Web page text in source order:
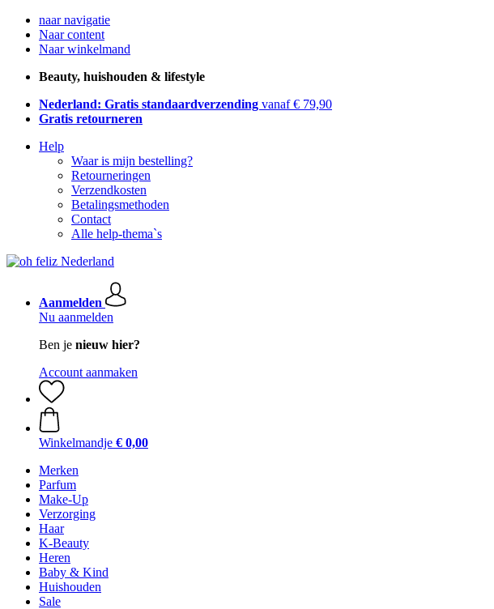
naar navigatie
Naar content
Naar winkelmand
Beauty, huishouden & lifestyle
Nederland: Gratis standaardverzending vanaf € 79,90
Gratis retourneren
Help
Waar is mijn bestelling?
Retourneringen
Verzendkosten
Betalingsmethoden
Contact
Alle help-thema`s
Aanmelden
Nu aanmelden
Ben je nieuw hier?
Account aanmaken
Winkelmandje € 0,00
Merken
Parfum
Make-Up
Verzorging
Haar
K-Beauty
Heren
Baby & Kind
Huishouden
Sale